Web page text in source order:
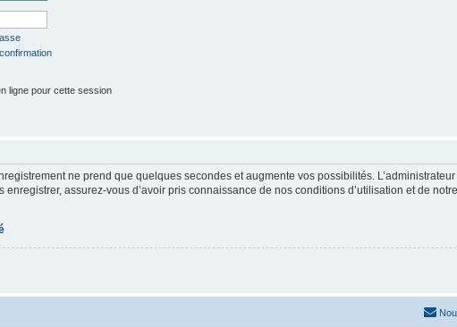
ligne pour cette session
ne prend que quelques secondes et augmente vos possibilités.
assurez-vous d’avoir pris connaissance de nos conditions d’utilisation et de